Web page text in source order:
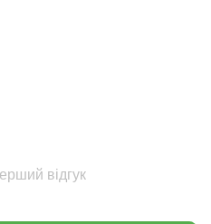
відгук